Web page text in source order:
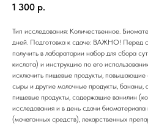
1 300 р.
Тип исследования: Количественное.
дней. Подготовка к сдаче: ВАЖНО! Перед
получить в лаборатории набор для сбора
кислота) и инструкцию по его
исключить пищевые продукты,
сыры и другие молочные продукты, бананы,
пищевые продукты, содержащие ванилин
исследования и в день сдачи
(мочегонных средств), лекарственных